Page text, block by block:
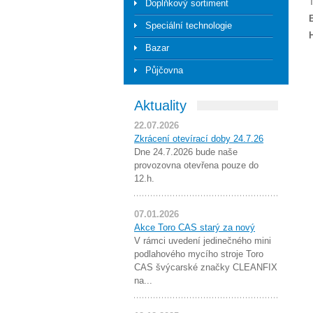
Doplňkový sortiment
Speciální technologie
Bazar
Půjčovna
Aktuality
22.07.2026
Zkrácení otevírací doby 24.7.26
Dne 24.7.2026 bude naše
provozovna otevřena pouze do
12.h.
07.01.2026
Akce Toro CAS starý za nový
V rámci uvedení jedinečného mini
podlahového mycího stroje Toro
CAS švýcarské značky CLEANFIX
na...